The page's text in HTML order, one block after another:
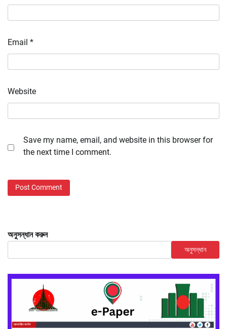
Email *
Website
Save my name, email, and website in this browser for
the next time I comment.
অনুসন্ধান করুন
অনুসন্ধান